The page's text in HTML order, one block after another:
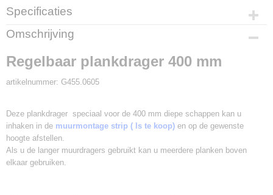
Specificaties
Productcode
Omschrijving
Regelbaar plankdrager 400 mm
artikelnummer: G455.0605
Deze plankdrager speciaal voor de 400 mm diepe schappen kan u
inhaken in de muurmontage strip ( ls te koop) en op de gewenste
hoogte afstellen.
Als u de langer muurdragers gebruikt kan u meerdere planken boven
elkaar gebruiken.